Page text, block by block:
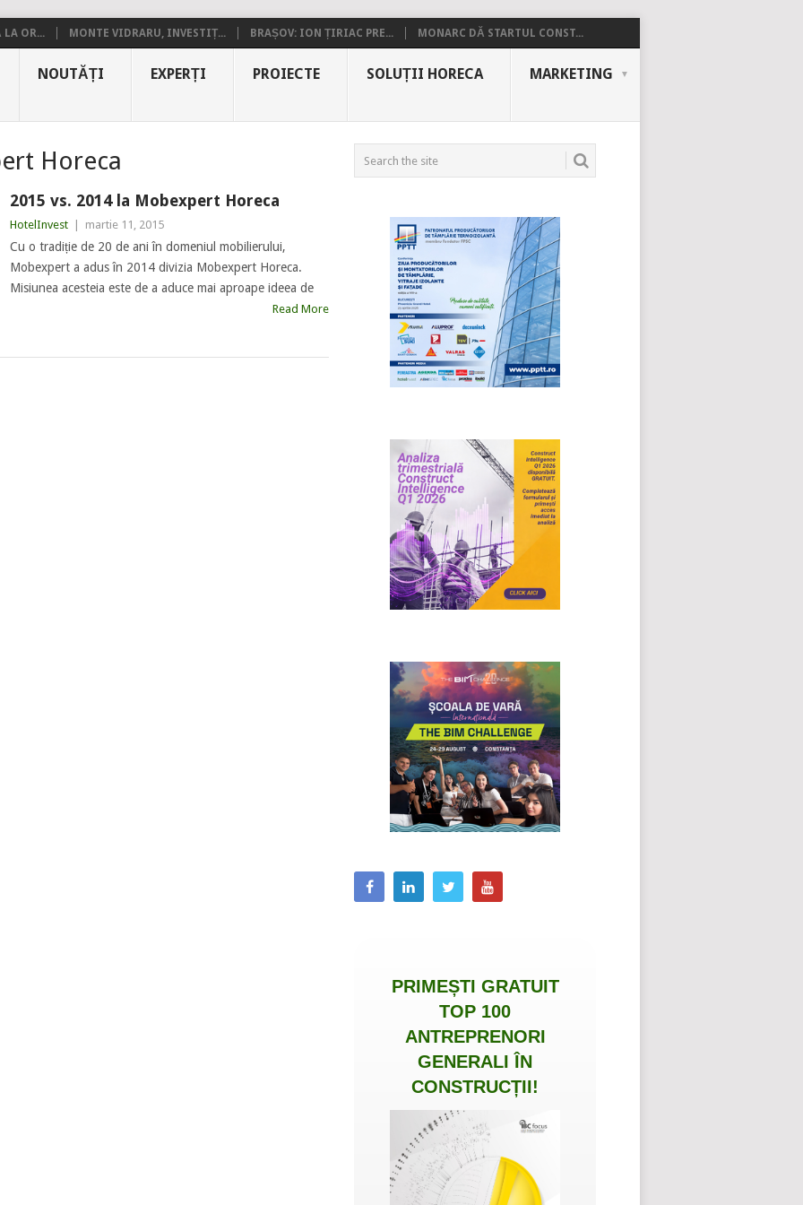
LA OR... MONTE VIDRARU, INVESTIȚ... BRAȘOV: ION ȚIRIAC PRE... MONARC DĂ STARTUL CONST...
NOUTĂȚI EXPERȚI PROIECTE SOLUȚII HORECA MARKETING
Horeca
2015 vs. 2014 la Mobexpert Horeca
HotelInvest martie 11, 2015
Cu o tradiție de 20 de ani în domeniul mobilierului,
Mobexpert a adus în 2014 divizia Mobexpert Horeca.
Misiunea acesteia este de a aduce mai aproape ideea de
Read More
PRIMEȘTI GRATUIT
TOP 100
ANTREPRENORI
GENERALI ÎN
CONSTRUCȚII!